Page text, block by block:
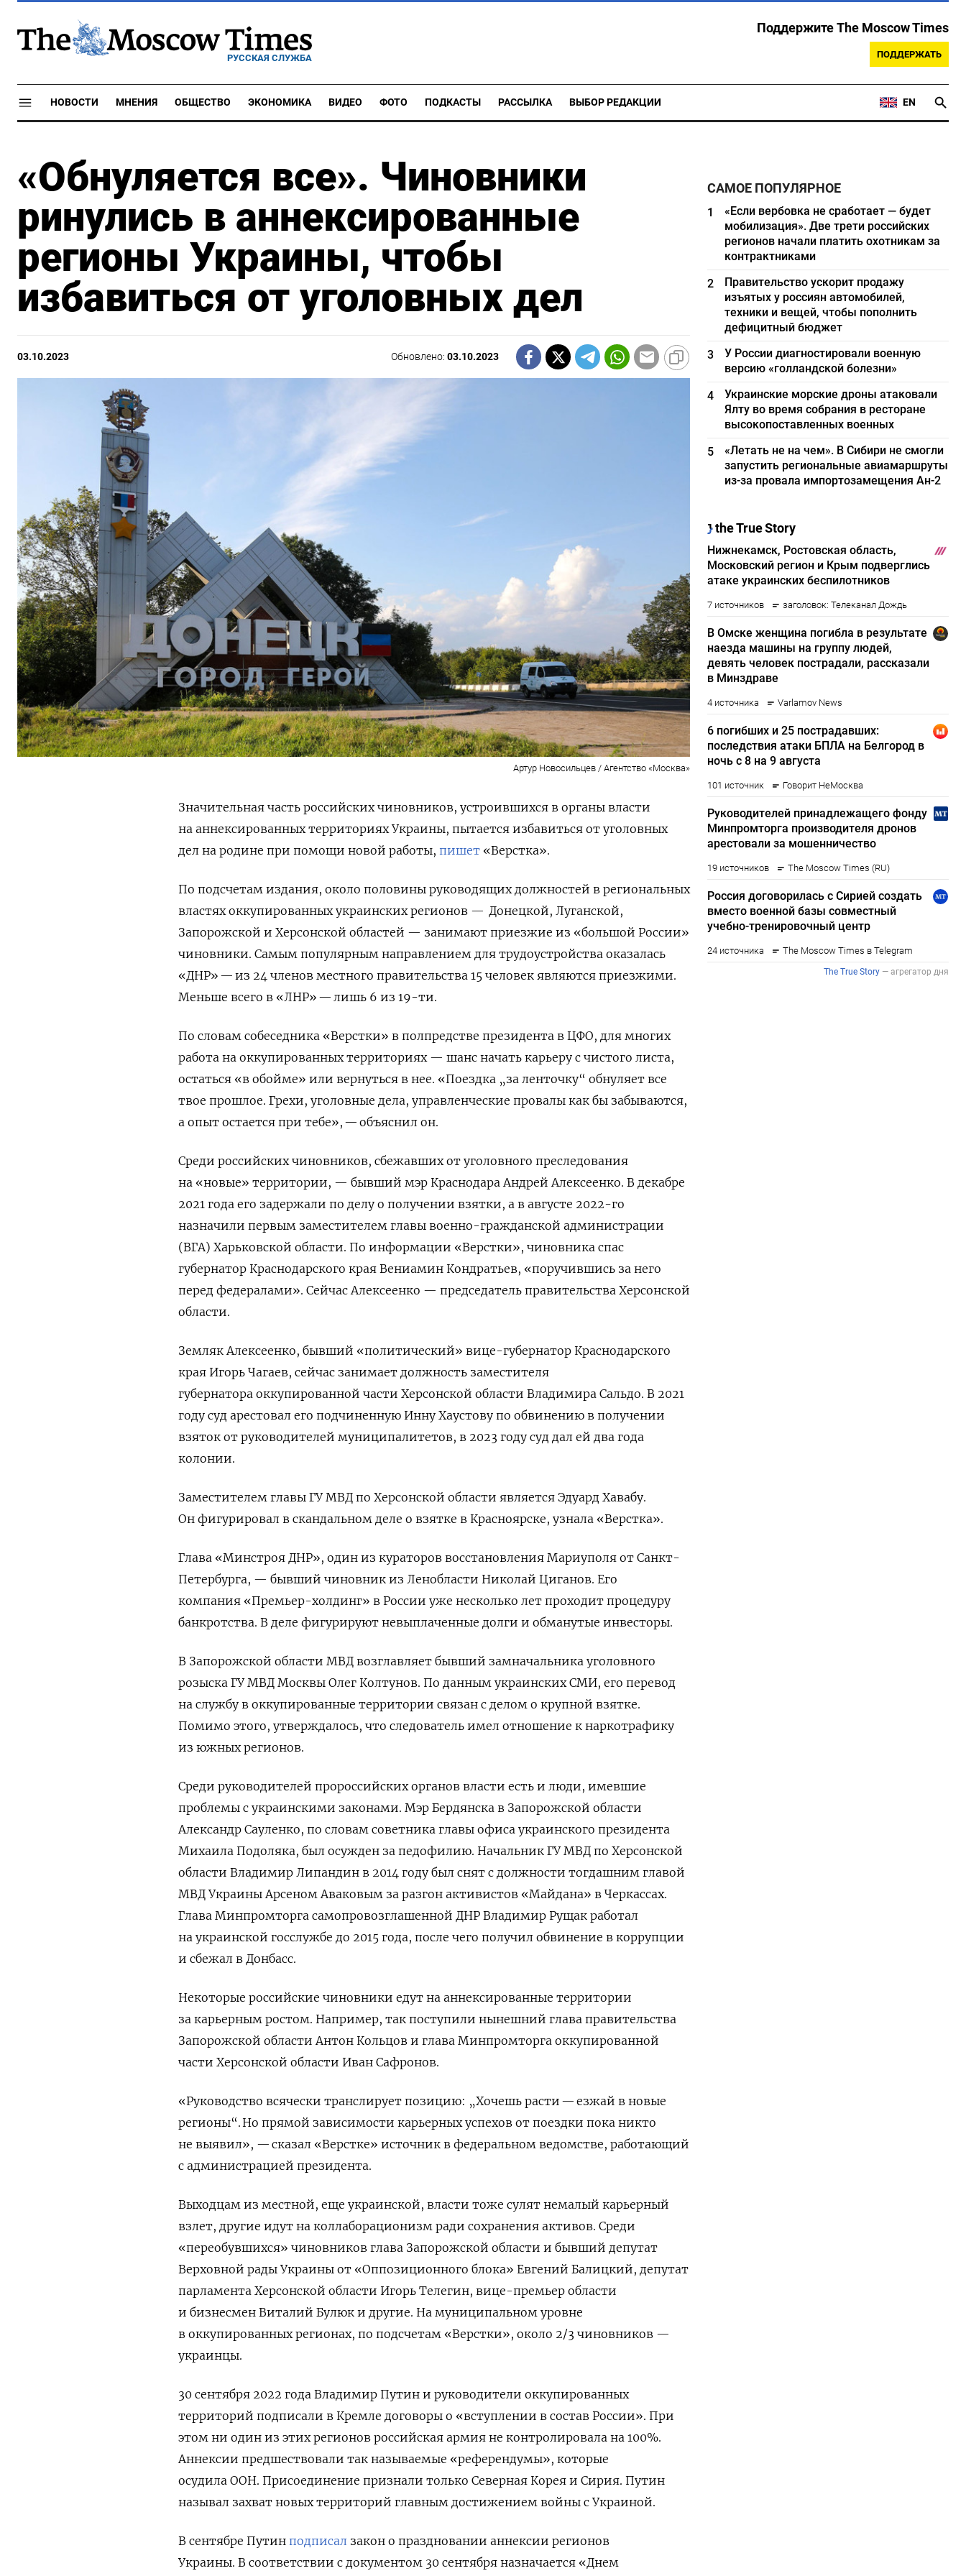
РУССКАЯ СЛУЖБА
Поддержите The Moscow Times
ПОДДЕРЖАТЬ
НОВОСТИ МНЕНИЯ ОБЩЕСТВО ЭКОНОМИКА ВИДЕО ФОТО ПОДКАСТЫ РАССЫЛКА ВЫБОР РЕДАКЦИИ EN
«Обнуляется все». Чиновники
ринулись в аннексированные
регионы Украины, чтобы
избавиться от уголовных дел
03.10.2023 Обновлено:03.10.2023
Артур Новосильцев / Агентство «Москва»
Значительная часть российских чиновников, устроившихся в органы власти
на аннексированных территориях Украины, пытается избавиться от уголовных
дел на родине при помощи новой работы, пишет «Верстка».
По подсчетам издания, около половины руководящих должностей в региональных
властях оккупированных украинских регионов — Донецкой, Луганской,
Запорожской и Херсонской областей — занимают приезжие из «большой России»
чиновники. Самым популярным направлением для трудоустройства оказалась
«ДНР» — из 24 членов местного правительства 15 человек являются приезжими.
Меньше всего в «ЛНР» — лишь 6 из 19-ти.
По словам собеседника «Верстки» в полпредстве президента в ЦФО, для многих
работа на оккупированных территориях — шанс начать карьеру с чистого листа,
остаться «в обойме» или вернуться в нее. «Поездка „за ленточку“ обнуляет все
твое прошлое. Грехи, уголовные дела, управленческие провалы как бы забываются,
а опыт остается при тебе», — объяснил он.
Среди российских чиновников, сбежавших от уголовного преследования
на «новые» территории, — бывший мэр Краснодара Андрей Алексеенко. В декабре
2021 года его задержали по делу о получении взятки, а в августе 2022-го
назначили первым заместителем главы военно-гражданской администрации
(ВГА) Харьковской области. По информации «Верстки», чиновника спас
губернатор Краснодарского края Вениамин Кондратьев, «поручившись за него
перед федералами». Сейчас Алексеенко — председатель правительства Херсонской
области.
Земляк Алексеенко, бывший «политический» вице-губернатор Краснодарского
края Игорь Чагаев, сейчас занимает должность заместителя
губернатора оккупированной части Херсонской области Владимира Сальдо. В 2021
году суд арестовал его подчиненную Инну Хаустову по обвинению в получении
взяток от руководителей муниципалитетов, в 2023 году суд дал ей два года
колонии.
Заместителем главы ГУ МВД по Херсонской области является Эдуард Хавабу.
Он фигурировал в скандальном деле о взятке в Красноярске, узнала «Верстка».
Глава «Минстроя ДНР», один из кураторов восстановления Мариуполя от Санкт-
Петербурга, — бывший чиновник из Ленобласти Николай Циганов. Его
компания «Премьер-холдинг» в России уже несколько лет проходит процедуру
банкротства. В деле фигурируют невыплаченные долги и обманутые инвесторы.
В Запорожской области МВД возглавляет бывший замначальника уголовного
розыска ГУ МВД Москвы Олег Колтунов. По данным украинских СМИ, его перевод
на службу в оккупированные территории связан с делом о крупной взятке.
Помимо этого, утверждалось, что следователь имел отношение к наркотрафику
из южных регионов.
Среди руководителей пророссийских органов власти есть и люди, имевшие
проблемы с украинскими законами. Мэр Бердянска в Запорожской области
Александр Сауленко, по словам советника главы офиса украинского президента
Михаила Подоляка, был осужден за педофилию. Начальник ГУ МВД по Херсонской
области Владимир Липандин в 2014 году был снят с должности тогдашним главой
МВД Украины Арсеном Аваковым за разгон активистов «Майдана» в Черкассах.
Глава Минпромторга самопровозглашенной ДНР Владимир Рущак работал
на украинской госслужбе до 2015 года, после чего получил обвинение в коррупции
и сбежал в Донбасс.
Некоторые российские чиновники едут на аннексированные территории
за карьерным ростом. Например, так поступили нынешний глава правительства
Запорожской области Антон Кольцов и глава Минпромторга оккупированной
части Херсонской области Иван Сафронов.
«Руководство всячески транслирует позицию: „Хочешь расти — езжай в новые
регионы“. Но прямой зависимости карьерных успехов от поездки пока никто
не выявил», — сказал «Верстке» источник в федеральном ведомстве, работающий
с администрацией президента.
Выходцам из местной, еще украинской, власти тоже сулят немалый карьерный
взлет, другие идут на коллаборационизм ради сохранения активов. Среди
«переобувшихся» чиновников глава Запорожской области и бывший депутат
Верховной рады Украины от «Оппозиционного блока» Евгений Балицкий, депутат
парламента Херсонской области Игорь Телегин, вице-премьер области
и бизнесмен Виталий Булюк и другие. На муниципальном уровне
в оккупированных регионах, по подсчетам «Верстки», около 2/3 чиновников —
украинцы.
30 сентября 2022 года Владимир Путин и руководители оккупированных
территорий подписали в Кремле договоры о «вступлении в состав России». При
этом ни один из этих регионов российская армия не контролировала на 100%.
Аннексии предшествовали так называемые «референдумы», которые
осудила ООН. Присоединение признали только Северная Корея и Сирия. Путин
называл захват новых территорий главным достижением войны с Украиной.
В сентябре Путин подписал закон о праздновании аннексии регионов
Украины. В соответствии с документом 30 сентября назначается «Днем
САМОЕ ПОПУЛЯРНОЕ
1
«Если вербовка не сработает — будет
мобилизация». Две трети российских
регионов начали платить охотникам за
контрактниками
2
Правительство ускорит продажу
изъятых у россиян автомобилей,
техники и вещей, чтобы пополнить
дефицитный бюджет
3
У России диагностировали военную
версию «голландской болезни»
4
Украинские морские дроны атаковали
Ялту во время собрания в ресторане
высокопоставленных военных
5
«Летать не на чем». В Сибири не смогли
запустить региональные авиамаршруты
из-за провала импортозамещения Ан-2